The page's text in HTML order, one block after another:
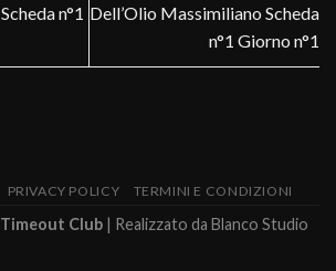
n°1 Dell’Olio Massimiliano Scheda
n°1 Giorno n°1
PRIVACY POLICY TERMINI E CONDIZIONI
Timeout Club | Realizzato da Blanco Studio